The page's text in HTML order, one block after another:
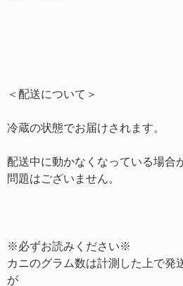
＜配送について＞
冷蔵の状態でお届けされます。
配送中に動かなくなっている場合
問題はございません。
※必ずお読みください※
カニのグラム数は計測した上で発
が